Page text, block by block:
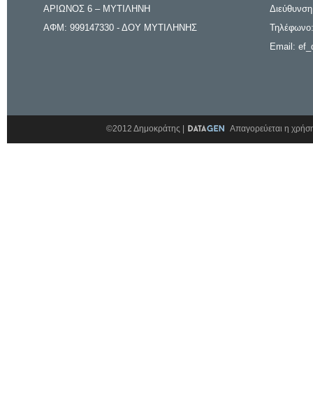
ΑΡΙΩΝΟΣ 6 – ΜΥΤΙΛΗΝΗ
ΑΦΜ: 999147330 - ΔΟΥ ΜΥΤΙΛΗΝΗΣ
Email:
©2012 Δημοκράτης | Απαγορεύεται η